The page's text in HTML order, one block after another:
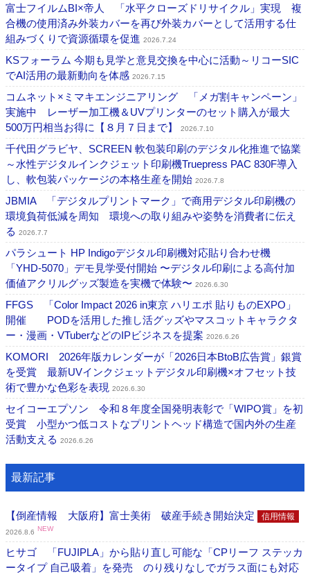
富士フイルムBI×帝人 「水平クローズドリサイクル」実現 複
合機の使用済み外装カバーを再び外装カバーとして活用する仕
組みづくりで資源循環を促進 2026.7.24
KSフォーラム 今期も見学と意見交換を中心に活動～リコーSIC
でAI活用の最新動向を体感 2026.7.15
コムネット×ミマキエンジニアリング 「メガ割キャンペーン」
実施中 レーザー加工機＆UVプリンターのセット購入が最大
500万円相当お得に【８月７日まで】
2026.7.10
千代田グラビヤ、SCREEN 軟包装印刷のデジタル化推進で協業
～水性デジタルインクジェット印刷機Truepress PAC 830F導入
し、軟包装パッケージの本格生産を開始 2026.7.8
JBMIA 「デジタルプリントマーク」で商用デジタル印刷機の
環境負荷低減を周知 環境への取り組みや姿勢を消費者に伝え
る 2026.7.7
パラシュート HP Indigoデジタル印刷機対応貼り合わせ機
「YHD-5070」デモ見学受付開始 〜デジタル印刷による高付加
価値アクリルグッズ製造を実機で体験〜 2026.6.30
FFGS 「Color Impact 2026 in東京 ハリエポ 貼りものEXPO」
開催 PODを活用した推し活グッズやマスコットキャラクタ
ー・漫画・VTuberなどのIPビジネスを提案 2026.6.26
KOMORI 2026年版カレンダーが「2026日本BtoB広告賞」銀賞
を受賞 最新UVインクジェットデジタル印刷機×オフセット技
術で豊かな色彩を表現 2026.6.30
セイコーエプソン 令和８年度全国発明表彰で「WIPO賞」を初
受賞 小型かつ低コストなプリントヘッド構造で国内外の生産
活動支える 2026.6.26
最新記事
【倒産情報 大阪府】富士美術 破産手続き開始決定 信用情報
2026.8.6 NEW
ヒサゴ 「FUJIPLA」から貼り直し可能な「CPリーフ ステッカ
ータイプ 自己吸着」を発売 のり残りなしでガラス面にも対応